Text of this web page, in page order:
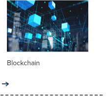
Blockchain